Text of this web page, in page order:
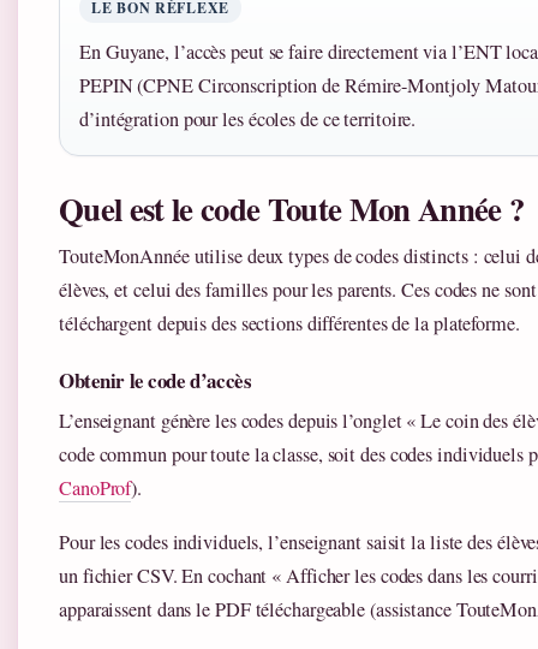
LE BON RÉFLEXE
En Guyane, l’accès peut se faire directement via l’ENT
PEPIN (CPNE Circonscription de Rémire-Montjoly
d’intégration pour les écoles de ce territoire.
Quel est le code Toute Mon Année ?
TouteMonAnnée utilise deux types de codes distincts : celui
élèves, et celui des familles pour les parents. Ces codes ne
téléchargent depuis des sections différentes de la plateforme.
Obtenir le code d’accès
L’enseignant génère les codes depuis l’onglet « Le coin des
code commun pour toute la classe, soit des codes individuels
CanoProf).
Pour les codes individuels, l’enseignant saisit la liste des
un fichier CSV. En cochant « Afficher les codes dans les
apparaissent dans le PDF téléchargeable (assistance